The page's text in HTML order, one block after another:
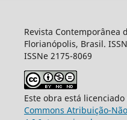
Revista Contemporânea
Florianópolis, Brasil.
ISSNe 2175-8069
Este obra está
Commons Atribuição-